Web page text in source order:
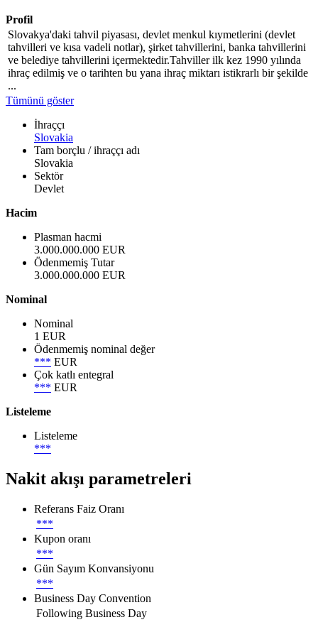
Profil
Slovakya'daki tahvil piyasası, devlet menkul kıymetlerini (devlet
tahvilleri ve kısa vadeli notlar), şirket tahvillerini, banka tahvillerini
ve belediye tahvillerini içermektedir.Tahviller ilk kez 1990 yılında
ihraç edilmiş ve o tarihten bu yana ihraç miktarı istikrarlı bir şekilde
...
Tümünü göster
İhraççı
Slovakia
Tam borçlu / ihraççı adı
Slovakia
Sektör
Devlet
Hacim
Plasman hacmi
3.000.000.000 EUR
Ödenmemiş Tutar
3.000.000.000 EUR
Nominal
Nominal
1 EUR
Ödenmemiş nominal değer
*** EUR
Çok katlı entegral
*** EUR
Listeleme
Listeleme
***
Nakit akışı parametreleri
Referans Faiz Oranı
***
Kupon oranı
***
Gün Sayım Konvansiyonu
***
Business Day Convention
Following Business Day